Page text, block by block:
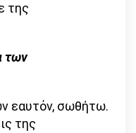
της
των
εαυτόν, σωθήτω.
της